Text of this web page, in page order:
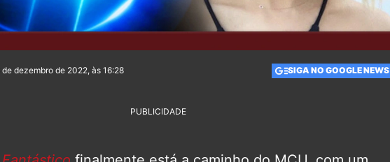
de dezembro de 2022, às 16:28 SIGA NO GOOGLE NEWS
PUBLICIDADE